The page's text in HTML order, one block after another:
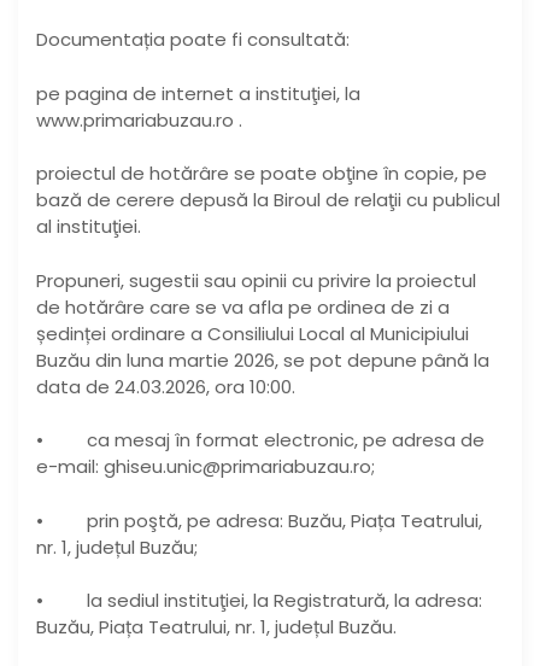
Documentația poate fi consultată:
pe pagina de internet a instituţiei, la
www.primariabuzau.ro .
proiectul de hotărâre se poate obţine în copie, pe
bază de cerere depusă la Biroul de relaţii cu publicul
al instituţiei.
Propuneri, sugestii sau opinii cu privire la proiectul
de hotărâre care se va afla pe ordinea de zi a
ședinței ordinare a Consiliului Local al Municipiului
Buzău din luna martie 2026, se pot depune până la
data de 24.03.2026, ora 10:00.
• ca mesaj în format electronic, pe adresa de
e-mail: ghiseu.unic@primariabuzau.ro;
• prin poştă, pe adresa: Buzău, Piața Teatrului,
nr. 1, județul Buzău;
• la sediul instituţiei, la Registratură, la adresa:
Buzău, Piața Teatrului, nr. 1, județul Buzău.